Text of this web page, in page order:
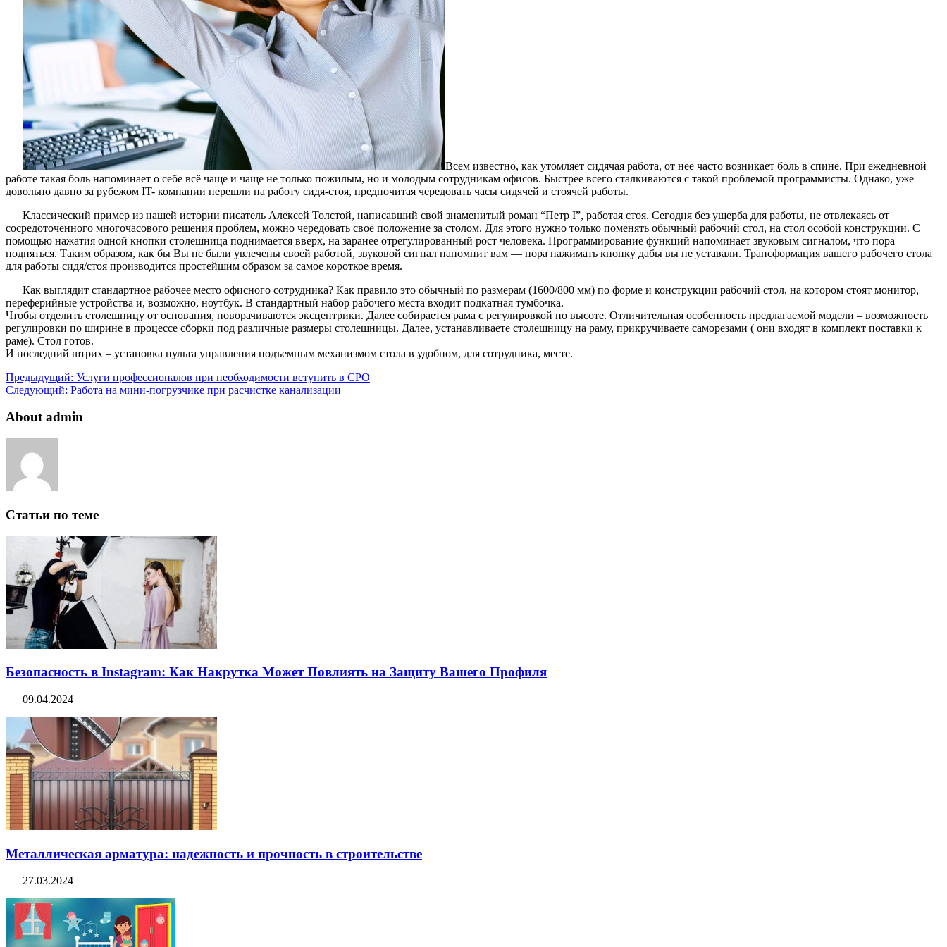
Всем известно, как утомляет сидячая работа, от неё часто возникает боль в спине. При ежедневной
работе такая боль напоминает о себе всё чаще и чаще не только пожилым, но и молодым сотрудникам офисов. Быстрее всего сталкиваются с такой проблемой программисты. Однако, уже
довольно давно за рубежом IT- компании перешли на работу сидя-стоя, предпочитая чередовать часы сидячей и стоячей работы.
Классический пример из нашей истории писатель Алексей Толстой, написавший свой знаменитый роман “Петр I”, работая стоя. Сегодня без ущерба для работы, не отвлекаясь от
сосредоточенного многочасового решения проблем, можно чередовать своё положение за столом. Для этого нужно только поменять обычный рабочий стол, на стол особой конструкции. C
помощью нажатия одной кнопки столешница поднимается вверх, на заранее отрегулированный рост человека. Программирование функций напоминает звуковым сигналом, что пора
подняться. Таким образом, как бы Вы не были увлечены своей работой, звуковой сигнал напомнит вам — пора нажимать кнопку дабы вы не уставали. Трансформация вашего рабочего стола
для работы сидя/стоя производится простейшим образом за самое короткое время.
Как выглядит стандартное рабочее место офисного сотрудника? Как правило это обычный по размерам (1600/800 мм) по форме и конструкции рабочий стол, на котором стоят монитор,
переферийные устройства и, возможно, ноутбук. В стандартный набор рабочего места входит подкатная тумбочка.
Чтобы отделить столешницу от основания, поворачиваются эксцентрики. Далее собирается рама с регулировкой по высоте. Отличительная особенность предлагаемой модели – возможность
регулировки по ширине в процессе сборки под различные размеры столешницы. Далее, устанавливаете столешницу на раму, прикручиваете саморезами ( они входят в комплект поставки к
раме). Стол готов.
И последний штрих – установка пульта управления подъемным механизмом стола в удобном, для сотрудника, месте.
Предыдущий: Услуги профессионалов при необходимости вступить в СРО
Следующий: Работа на мини-погрузчике при расчистке канализации
About admin
Статьи по теме
Безопасность в Instagram: Как Накрутка Может Повлиять на Защиту Вашего Профиля
09.04.2024
Металлическая арматура: надежность и прочность в строительстве
27.03.2024